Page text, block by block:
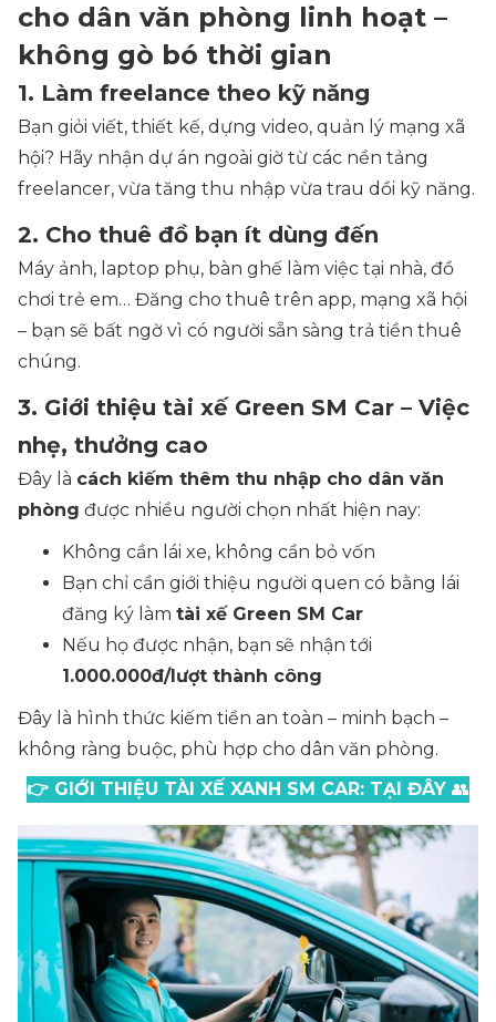
cho dân văn phòng linh hoạt –
không gò bó thời gian
1. Làm freelance theo kỹ năng
Bạn giỏi viết, thiết kế, dựng video, quản lý mạng xã
hội? Hãy nhận dự án ngoài giờ từ các nền tảng
freelancer, vừa tăng thu nhập vừa trau dồi kỹ năng.
2. Cho thuê đồ bạn ít dùng đến
Máy ảnh, laptop phụ, bàn ghế làm việc tại nhà, đồ
chơi trẻ em… Đăng cho thuê trên app, mạng xã hội
– bạn sẽ bất ngờ vì có người sẵn sàng trả tiền thuê
chúng.
3. Giới thiệu tài xế Green SM Car – Việc
nhẹ, thưởng cao
Đây là cách kiếm thêm thu nhập cho dân văn
phòng được nhiều người chọn nhất hiện nay:
Không cần lái xe, không cần bỏ vốn
Bạn chỉ cần giới thiệu người quen có bằng lái
đăng ký làm tài xế Green SM Car
Nếu họ được nhận, bạn sẽ nhận tới
1.000.000đ/lượt thành công
Đây là hình thức kiếm tiền an toàn – minh bạch –
không ràng buộc, phù hợp cho dân văn phòng.
👉 GIỚI THIỆU TÀI XẾ XANH SM CAR: TẠI ĐÂY 👥